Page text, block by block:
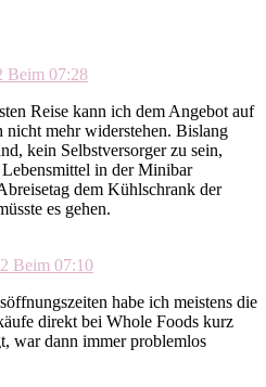
Beim 07:28
Reise kann ich dem Angebot auf
nicht mehr widerstehen. Bislang
kein Selbstversorger zu sein,
in der Minibar
dem Kühlschrank der
es gehen.
Beim 07:10
habe ich meistens die
direkt bei Whole Foods kurz
war dann immer problemlos